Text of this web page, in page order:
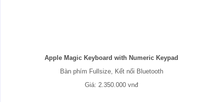
Apple Magic Keyboard with Numeric Keypad
Bàn phím Fullsize, Kết nối Bluetooth
Giá: 2.350.000 vnđ